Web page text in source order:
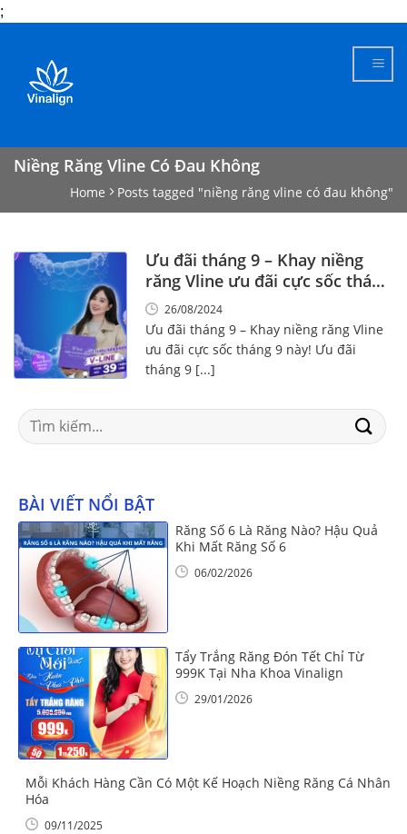
;
content
Niềng Răng Vline Có Đau Không
Home Posts tagged "niềng răng vline có đau không"
Ưu đãi tháng 9 – Khay niềng
răng Vline ưu đãi cực sốc tháng
9 này!
26/08/2024
Ưu đãi tháng 9 – Khay niềng răng Vline
ưu đãi cực sốc tháng 9 này! Ưu đãi
tháng 9 [...]
Search
for:
BÀI VIẾT NỔI BẬT
Răng Số 6 Là Răng Nào? Hậu Quả
Khi Mất Răng Số 6
06/02/2026
Tẩy Trắng Răng Đón Tết Chỉ Từ
999K Tại Nha Khoa Vinalign
29/01/2026
Mỗi Khách Hàng Cần Có Một Kế Hoạch Niềng Răng Cá Nhân
Hóa
09/11/2025